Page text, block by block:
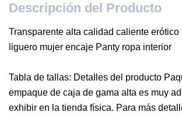
Descripción del Producto
Transparente alta calidad caliente
liguero mujer encaje Panty ropa interior
Tabla de tallas: Detalles del producto
empaque de caja de gama alta es muy
exhibir en la tienda física. Para más